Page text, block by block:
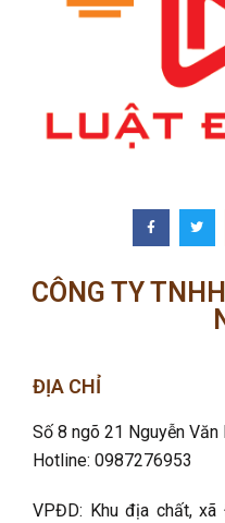
CÔNG TY
ĐỊA CHỈ
Số 8 ngõ 21 Nguyễn
Hotline: 0987276953
VPĐD: Khu địa chất, xã